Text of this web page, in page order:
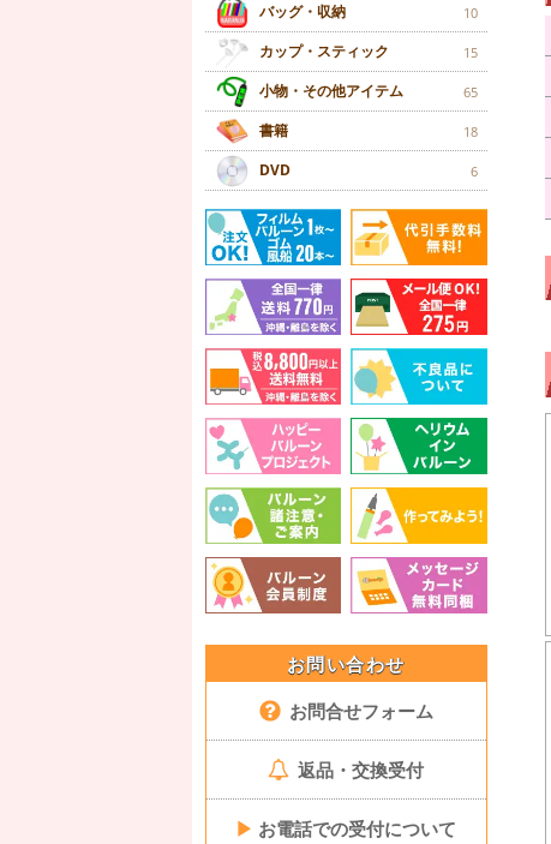
バッグ・収納 10
カップ・スティック 15
小物・その他アイテム 65
書籍 18
DVD 6
お問い合わせ
お問合せフォーム
返品・交換受付
▶ お電話での受付について